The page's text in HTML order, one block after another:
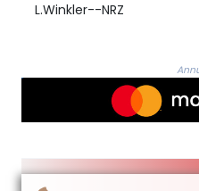
L.Winkler--NRZ